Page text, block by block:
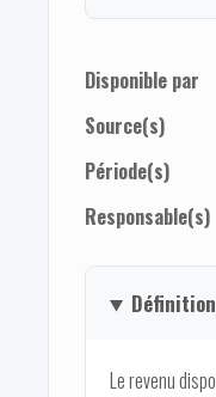
Disponible par
Source(s)
Période(s)
Responsable(s)
Définition
Le revenu